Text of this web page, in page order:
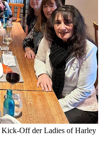
Kick-Off der Ladies of Harley